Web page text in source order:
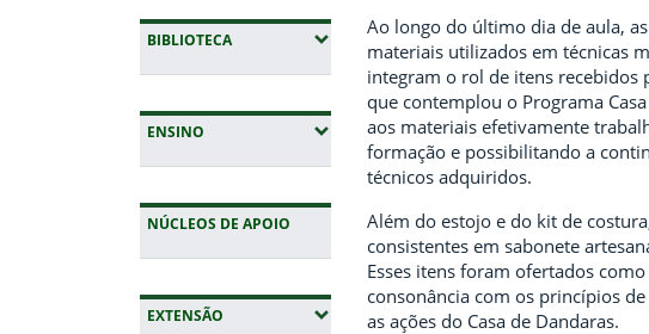
BIBLIOTECA(EXPANDIR SUBMENUS)
ENSINO (EXPANDIR SUBMENUS)
NÚCLEOS DE APOIO
EXTENSÃO (EXPANDIR SUBMENUS)
Ao longo do último dia de aula,
materiais utilizados em técnicas
integram o rol de itens recebidos
que contemplou o Programa
aos materiais efetivamente
formação e possibilitando a
técnicos adquiridos.
Além do estojo e do kit de
consistentes em sabonete
Esses itens foram ofertados
consonância com os princípios
as ações do Casa de Dandaras.